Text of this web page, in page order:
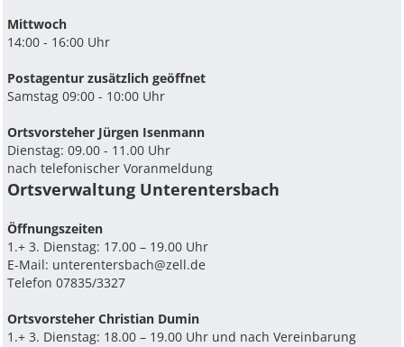
Mittwoch
14:00 - 16:00 Uhr
Postagentur zusätzlich geöffnet
Samstag 09:00 - 10:00 Uhr
Ortsvorsteher Jürgen Isenmann
Dienstag: 09.00 - 11.00 Uhr
nach telefonischer Voranmeldung
Ortsverwaltung Unterentersbach
Ö­ffnungszeiten
1.+ 3. Dienstag: 17.00 – 19.00 Uhr
E-Mail: unterentersbach@zell.de
Telefon 07835/3327
Ortsvorsteher Christian Dumin
1.+ 3. Dienstag: 18.00 – 19.00 Uhr und nach Vereinbarung